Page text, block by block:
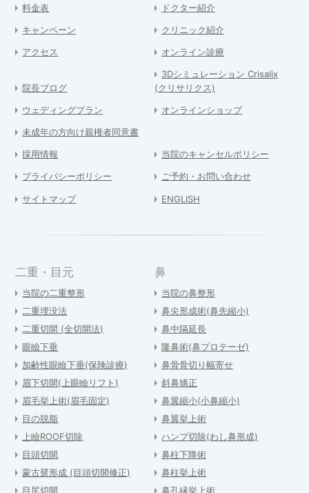
料金表 ドクター紹介
キャンペーン クリニック紹介
アクセス オンライン診療
院長ブログ
3Dシミュレーション Crisalix
(クリサリクス)
ウェディングプラン オンラインショップ
未成年の方向け親権者同意書
採用情報 当院のキャンセルポリシー
プライバシーポリシー ご予約・お問い合わせ
サイトマップ ENGLISH
二重・目元
当院の二重整形
二重埋没法
二重切開 (全切開法)
眼瞼下垂
加齢性眼瞼下垂(保険診療)
眉下切開(上眼瞼リフト)
眉毛挙上術(眉毛固定)
目の脱脂
上瞼ROOF切除
目頭切開
蒙古襞形成 (目頭切開修正)
目尻切開
鼻
当院の鼻整形
鼻尖形成術(鼻先縮小)
鼻中隔延長
隆鼻術(鼻プロテーゼ)
鼻骨骨切り幅寄せ
斜鼻矯正
鼻翼縮小(小鼻縮小)
鼻翼挙上術
ハンプ切除(わし鼻形成)
鼻柱下降術
鼻柱挙上術
鼻孔縁挙上術